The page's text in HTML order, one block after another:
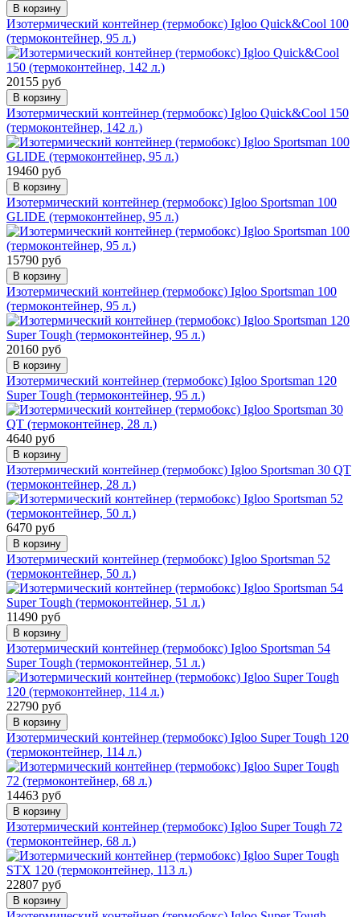
В корзину
Изотермический контейнер (термобокс) Igloo Quick&Cool 100
(термоконтейнер, 95 л.)
20155 руб
В корзину
Изотермический контейнер (термобокс) Igloo Quick&Cool 150
(термоконтейнер, 142 л.)
19460 руб
В корзину
Изотермический контейнер (термобокс) Igloo Sportsman 100
GLIDE (термоконтейнер, 95 л.)
15790 руб
В корзину
Изотермический контейнер (термобокс) Igloo Sportsman 100
(термоконтейнер, 95 л.)
20160 руб
В корзину
Изотермический контейнер (термобокс) Igloo Sportsman 120
Super Tough (термоконтейнер, 95 л.)
4640 руб
В корзину
Изотермический контейнер (термобокс) Igloo Sportsman 30 QT
(термоконтейнер, 28 л.)
6470 руб
В корзину
Изотермический контейнер (термобокс) Igloo Sportsman 52
(термоконтейнер, 50 л.)
11490 руб
В корзину
Изотермический контейнер (термобокс) Igloo Sportsman 54
Super Tough (термоконтейнер, 51 л.)
22790 руб
В корзину
Изотермический контейнер (термобокс) Igloo Super Tough 120
(термоконтейнер, 114 л.)
14463 руб
В корзину
Изотермический контейнер (термобокс) Igloo Super Tough 72
(термоконтейнер, 68 л.)
22807 руб
В корзину